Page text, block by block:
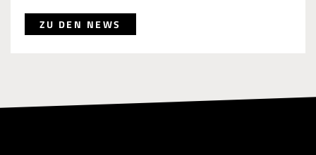
ZU DEN NEWS